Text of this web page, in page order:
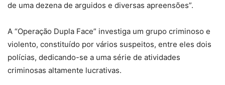
de uma dezena de arguidos e diversas apreensões”.
A “Operação Dupla Face” investiga um grupo criminoso e
violento, constituído por vários suspeitos, entre eles dois
polícias, dedicando-se a uma série de atividades
criminosas altamente lucrativas.